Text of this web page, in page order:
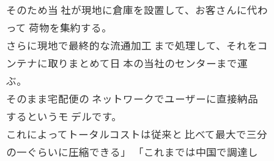
そのため当 社が現地に倉庫を設置して、お客さんに代わ
って 荷物を集約する。
さらに現地で最終的な流通加工 まで処理して、それをコ
ンテナに取りまとめて日 本の当社のセンターまで運
ぶ。
そのまま宅配便の ネットワークでユーザーに直接納品
するというモ デルです。
これによってトータルコストは従来と 比べて最大で三分
の一ぐらいに圧縮できる」 「これまでは中国で調達し